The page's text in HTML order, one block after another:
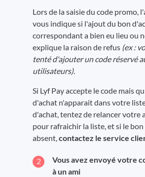
Lors de la saisie du code promo,
vous indique si l'ajout du bon
correspondant a bien eu lieu ou
explique la raison de refus (ex :
tenté d'ajouter un code réservé
utilisateurs).
Si Lyf Pay accepte le code mais
d'achat n'apparait dans votre
d'achat, tentez de relancer votre
pour rafraichir la liste, et si le
absent, contactez le service
Vous avez envoyé votre
à un ami